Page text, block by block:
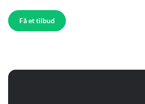
Få et tilbud